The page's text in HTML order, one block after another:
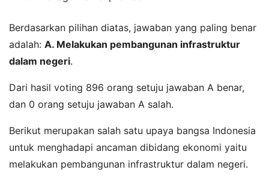
Berdasarkan pilihan diatas, jawaban yang paling benar
adalah: A. Melakukan pembangunan infrastruktur
dalam negeri.
Dari hasil voting 896 orang setuju jawaban A benar,
dan 0 orang setuju jawaban A salah.
Berikut merupakan salah satu upaya bangsa Indonesia
untuk menghadapi ancaman dibidang ekonomi yaitu
melakukan pembangunan infrastruktur dalam negeri.